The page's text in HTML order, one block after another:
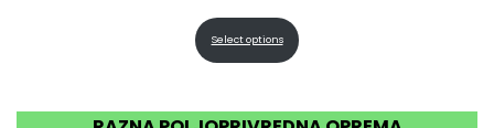
Select options